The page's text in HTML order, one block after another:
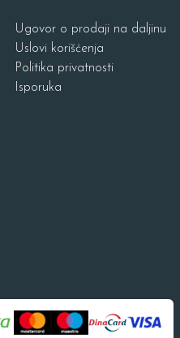
Ugovor o prodaji na daljinu
Uslovi korišćenja
Politika privatnosti
Isporuka